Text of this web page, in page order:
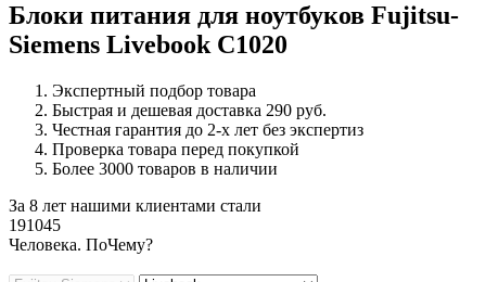
Блоки питания для ноутбуков Fujitsu-
Siemens Livebook C1020
Экспертный подбор товара
Быстрая и дешевая доставка 290 руб.
Честная гарантия до 2-х лет без экспертиз
Проверка товара перед покупкой
Более 3000 товаров в наличии
За 8 лет нашими клиентами стали
191045
Человека. ПоЧему?